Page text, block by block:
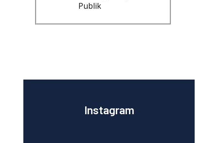
Publik
Instagram